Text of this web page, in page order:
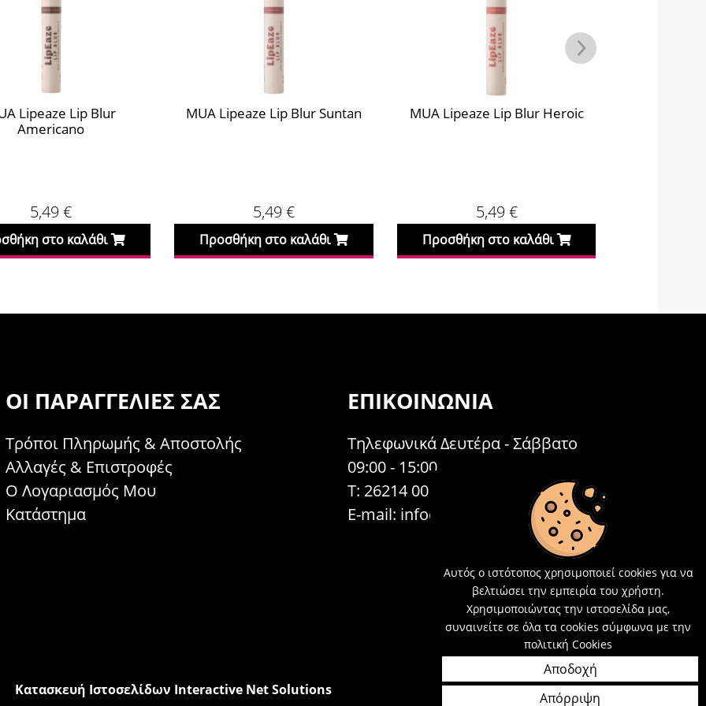
Lipeaze Lip Blur
Americano
5,49€
στο καλάθι
MUA Lipeaze Lip Blur Suntan
5,49 €
Προσθήκη στο καλάθι
MUA Lipeaze Lip Blur Heroic
5,49 €
Προσθήκη στο καλάθι
ΟΙ ΠΑΡΑΓΓΕΛΊΕΣ ΣΑΣ
Τρόποι Πληρωμής & Αποστολής
Αλλαγές & Επιστροφές
Ο Λογαριασμός Μου
Κατάστημα
ΕΠΙΚΟΙΝΩΝΊΑ
Τηλεφωνικά Δευτέρα - Σάββατο
09:00 - 15:00
Τ: 26214 00104
E-mail: info@acosmetics.gr
Κατασκευή Ιστοσελίδων Interactive Net Solutions
Αυτός ο ιστότοπος χρησιμοποιεί cookies για να
βελτιώσει την εμπειρία του χρήστη.
Χρησιμοποιώντας την ιστοσελίδα μας,
συναινείτε σε όλα τα cookies σύμφωνα με την
πολιτική Cookies
Αποδοχή
Απόρριψη